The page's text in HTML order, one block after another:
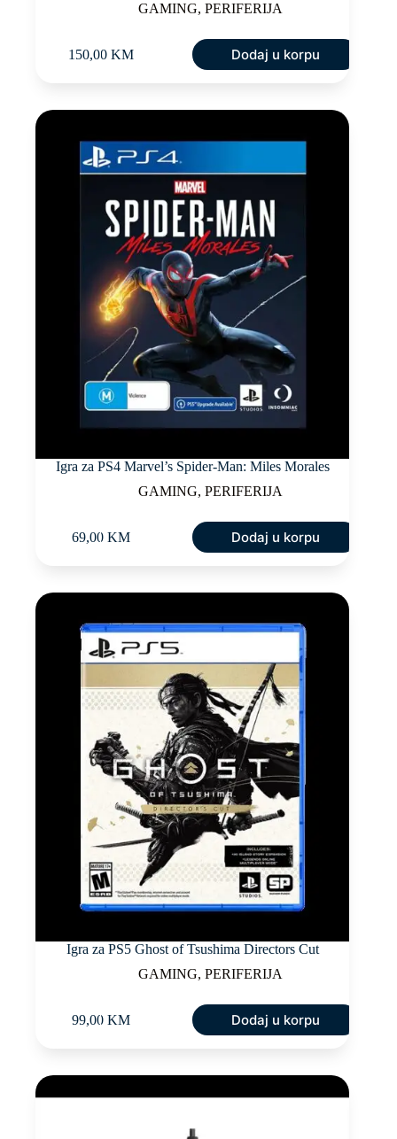
GAMING, PERIFERIJA
150,00 KM Dodaj u korpu
Igra za PS4 Marvel’s Spider-Man: Miles Morales
GAMING, PERIFERIJA
69,00 KM Dodaj u korpu
Igra za PS5 Ghost of Tsushima Directors Cut
GAMING, PERIFERIJA
99,00 KM Dodaj u korpu